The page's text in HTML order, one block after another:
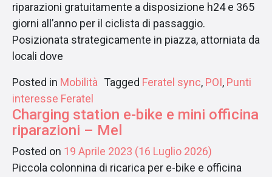
riparazioni gratuitamente a disposizione h24 e 365
giorni all’anno per il ciclista di passaggio.
Posizionata strategicamente in piazza, attorniata da
locali dove
Posted in Mobilità Tagged Feratel sync, POI, Punti
interesse Feratel
Charging station e-bike e mini officina
riparazioni – Mel
Posted on 19 Aprile 2023 (16 Luglio 2026)
Piccola colonnina di ricarica per e-bike e officina